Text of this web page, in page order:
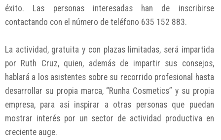
éxito. Las personas interesadas han de inscribirse
contactando con el número de teléfono 635 152 883.
La actividad, gratuita y con plazas limitadas, será impartida
por Ruth Cruz, quien, además de impartir sus consejos,
hablará a los asistentes sobre su recorrido profesional hasta
desarrollar su propia marca, “Runha Cosmetics” y su propia
empresa, para así inspirar a otras personas que puedan
mostrar interés por un sector de actividad productiva en
creciente auge.